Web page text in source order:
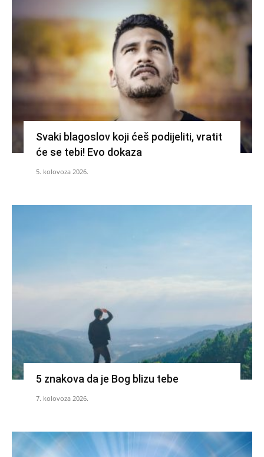
Svaki blagoslov koji ćeš podijeliti, vratit
će se tebi! Evo dokaza
5. kolovoza 2026.
5 znakova da je Bog blizu tebe
7. kolovoza 2026.